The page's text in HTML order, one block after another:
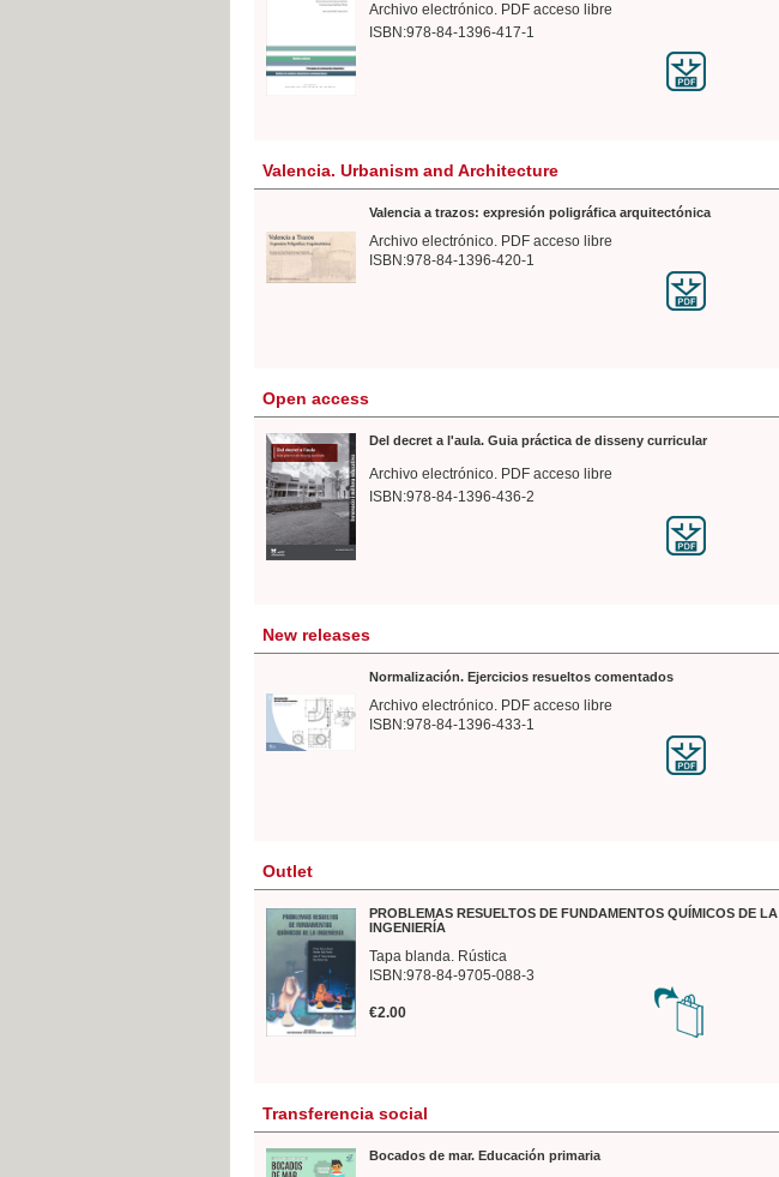
Archivo electrónico. PDF acceso libre
ISBN:978-84-1396-417-1
Valencia. Urbanism and Architecture
Valencia a trazos: expresión poligráfica arquitectónica
Archivo electrónico. PDF acceso libre
ISBN:978-84-1396-420-1
Open access
Del decret a l'aula. Guia práctica de disseny curricular
Archivo electrónico. PDF acceso libre
ISBN:978-84-1396-436-2
New releases
Normalización. Ejercicios resueltos comentados
Archivo electrónico. PDF acceso libre
ISBN:978-84-1396-433-1
Outlet
PROBLEMAS RESUELTOS DE FUNDAMENTOS QUÍMICOS DE LA
INGENIERÍA
Tapa blanda. Rústica
ISBN:978-84-9705-088-3
€2.00
Transferencia social
Bocados de mar. Educación primaria